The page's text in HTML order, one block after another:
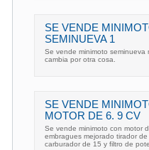
SE VENDE
SEMINUEVA 1
Se vende minimoto seminueva
cambia por otra cosa.
SE VENDE
MOTOR DE 6. 9 CV
Se vende minimoto con motor
embragues mejorado tirador
carburador de 15 y filtro de